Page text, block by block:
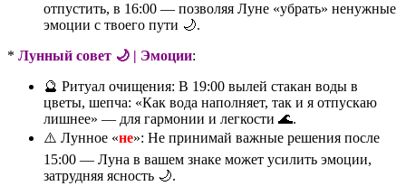
отпустить, в 16:00 — позволяя Луне «убрать» ненужные
эмоции с твоего пути 🌙.
* Лунный совет 🌙 | Эмоции:
🔮 Ритуал очищения: В 19:00 вылей стакан воды в
цветы, шепча: «Как вода наполняет, так и я отпускаю
лишнее» — для гармонии и легкости 🌊.
⚠️ Лунное «не»: Не принимай важные решения после
15:00 — Луна в вашем знаке может усилить эмоции,
затрудняя ясность 🌙.